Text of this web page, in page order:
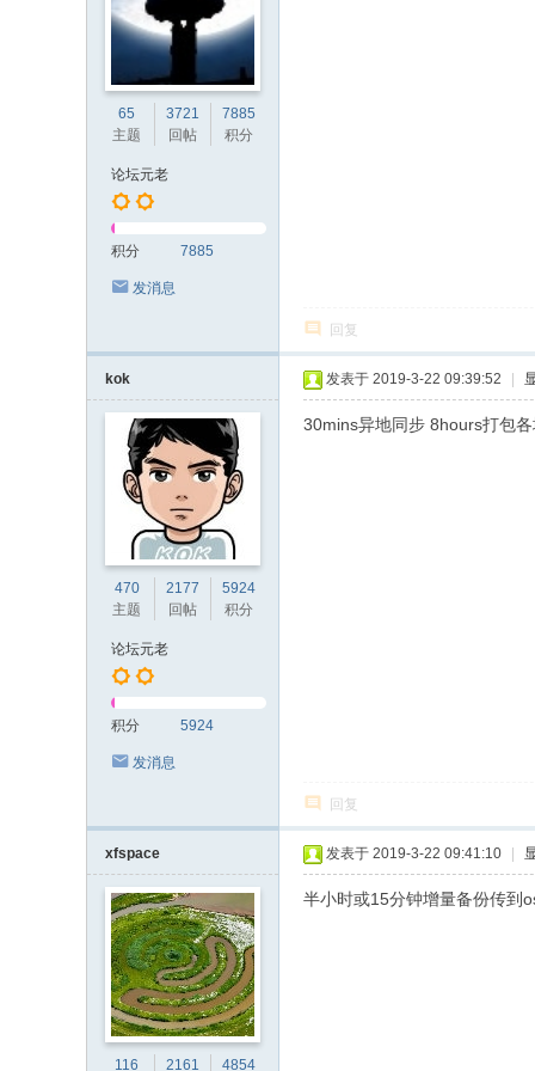
65
主题
3721
回帖
7885
积分
论坛元老
积分 7885
发消息
回复
kok
470
主题
2177
回帖
5924
积分
论坛元老
积分 5924
发消息
发表于 2019-3-22 09:39:52
30mins异地同步 8hours打包
回复
xfspace
116
2161
4854
发表于 2019-3-22 09:41:10
半小时或15分钟增量备份传到